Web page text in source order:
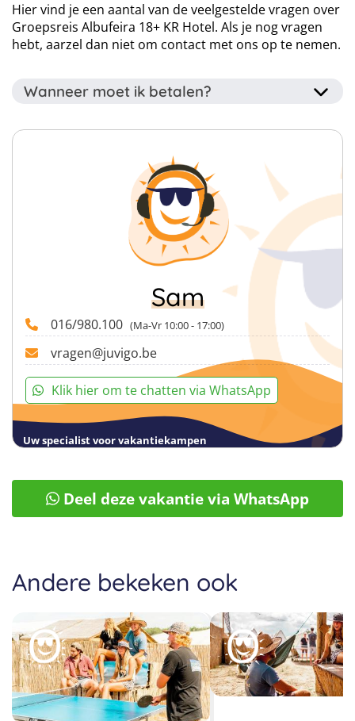
Hier vind je een aantal van de veelgestelde vragen over
Groepsreis Albufeira 18+ KR Hotel. Als je nog vragen
hebt, aarzel dan niet om contact met ons op te nemen.
Sam
016/980.100 (Ma-Vr 10:00 - 17:00)
vragen@juvigo.be
Klik hier om te chatten via WhatsApp
Uw specialist voor vakantiekampen
Wanneer moet ik betalen?
Het voorschot van 40% van het totaalbedrag dient
binnen drie dagen betaald te worden na het
reserveren van je reis. Je kan je voorschot betalen via je
online account dat je krijgt nadat wij jouw boeking
Het overige bedrag van 60% van het totaalbedrag
vragen we uiterlijk 56 dagen (8 weken) voor afreis te
Deel deze vakantie via WhatsApp
Andere bekeken ook